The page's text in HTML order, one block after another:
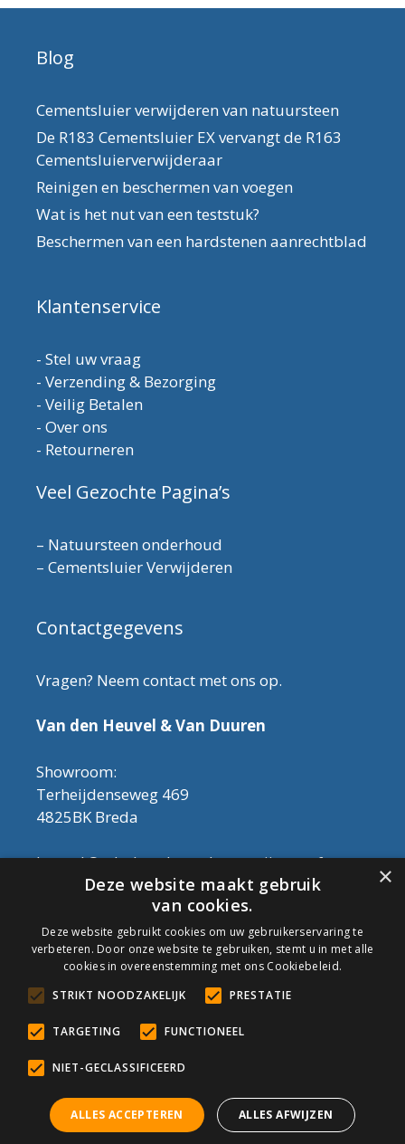
Blog
Cementsluier verwijderen van natuursteen
De R183 Cementsluier EX vervangt de R163
Cementsluierverwijderaar
Reinigen en beschermen van voegen
Wat is het nut van een teststuk?
Beschermen van een hardstenen aanrechtblad
Klantenservice
- Stel uw vraag
- Verzending & Bezorging
- Veilig Betalen
- Over ons
- Retourneren
Veel Gezochte Pagina’s
– Natuursteen onderhoud
– Cementsluier Verwijderen
Contactgegevens
Vragen? Neem contact met ons op.
Van den Heuvel & Van Duuren
Showroom:
Terheijdenseweg 469
4825BK Breda
Let op! Onderhoudsproducten zijn nu af te
halen in de showroom. Er kan alleen met
contant geld betaald worden, dus geen pin.
Tel: 076-3030554
Email: info@onderhoudshop.nl
KVK: 59667419
Algemene Voorwaarden
Copyright © 2019 Onderhoud Shop
© Onderhoudshop.nl - Onderdeel van: Van den Heuvel & Van
×
Deze website maakt gebruik
van cookies.
Deze website gebruikt cookies om uw gebruikerservaring te
verbeteren. Door onze website te gebruiken, stemt u in met alle
cookies in overeenstemming met ons Cookiebeleid.
STRIKT NOODZAKELIJK
PRESTATIE
TARGETING FUNCTIONEEL
NIET-GECLASSIFICEERD
ALLES ACCEPTEREN ALLES AFWIJZEN